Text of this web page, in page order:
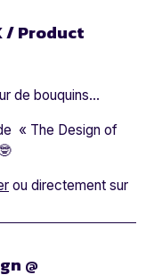
/ Product
de bouquins…
« The Design of
ou directement sur
@